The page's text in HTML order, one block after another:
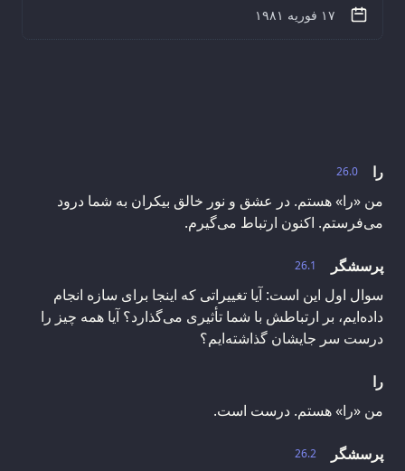
26.0
را
من «را» هستم. در عشق و نور خالق بیکران به شما درود
می‌فرستم. اکنون ارتباط می‌گیرم.
26.1
پرسشگر
سوال اول این است: آیا تغییراتی که اینجا برای سازه انجام
داده‌ایم، بر ارتباطش با شما تأثیری می‌گذارد؟ آیا همه چیز را
درست سر جایشان گذاشته‌ایم؟
را
من «را» هستم. درست است.
26.2
پرسشگر
۱۷ فوریه ۱۹۸۱